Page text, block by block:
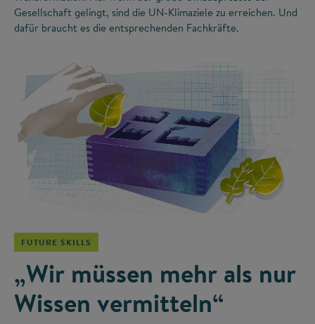
Gesellschaft gelingt, sind die UN-Klimaziele zu erreichen. Und
dafür braucht es die entsprechenden Fachkräfte.
©
FUTURE SKILLS
„Wir müssen mehr als nur
Wissen vermitteln“